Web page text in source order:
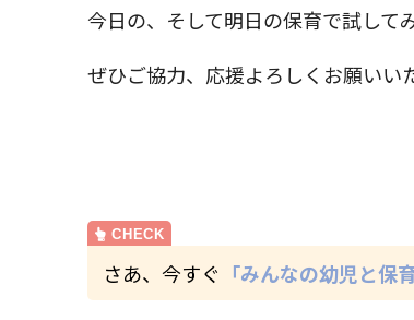
今日の、そして明日の保育で試して
ぜひご協力、応援よろしくお願いい
さあ、今すぐ 「みんなの幼児と保